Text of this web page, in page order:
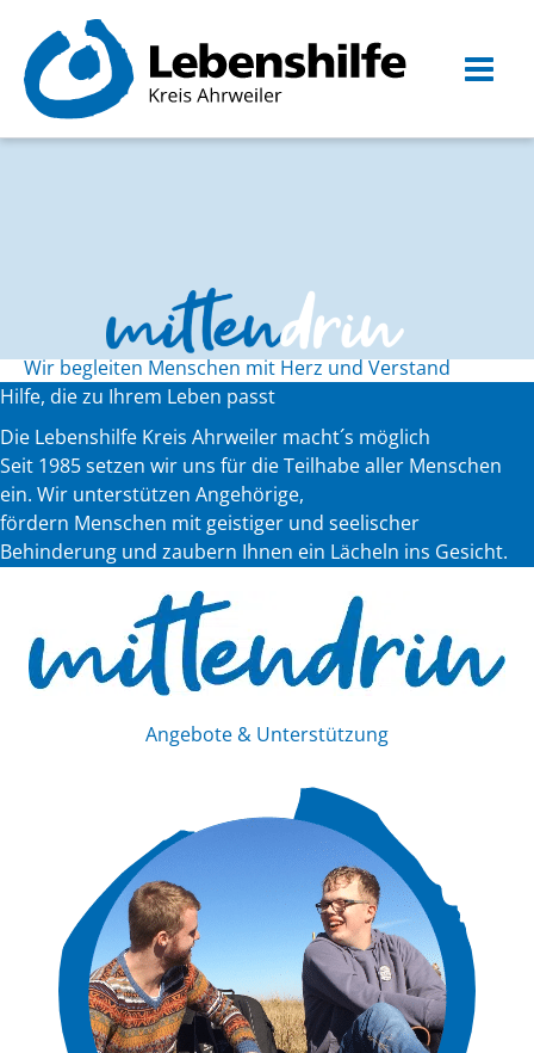
Inhalt
springen
Wir begleiten Menschen mit Herz und Verstand
Hilfe, die zu Ihrem Leben passt
Die Lebenshilfe Kreis Ahrweiler macht´s möglich
Seit 1985 setzen wir uns für die Teilhabe aller Menschen
ein. Wir unterstützen Angehörige,
fördern Menschen mit geistiger und seelischer
Behinderung und zaubern Ihnen ein Lächeln ins Gesicht.
Angebote & Unterstützung